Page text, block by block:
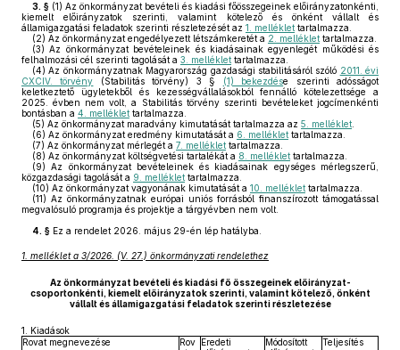
3. § (1) Az önkormányzat bevételi és kiadási főösszegeinek előirányzatonkénti,
kiemelt előirányzatok szerinti, valamint kötelező és önként vállalt és
államigazgatási feladatok szerinti részletezését az 1. melléklet tartalmazza.
(2) Az önkormányzat engedélyezett létszámkeretét a 2. melléklet tartalmazza.
(3) Az önkormányzat bevételeinek és kiadásainak egyenlegét működési és
felhalmozási cél szerinti tagolását a 3. melléklet tartalmazza.
(4) Az önkormányzatnak Magyarország gazdasági stabilitásáról szóló 2011. évi
CXCIV. törvény (Stabilitás törvény) 3 § (1) bekezdése szerinti adósságot
keletkeztető ügyletekből és kezességvállalásokból fennálló kötelezettsége a
2025. évben nem volt, a Stabilitás törvény szerinti bevételeket jogcímenkénti
bontásban a 4. melléklet tartalmazza.
(5) Az önkormányzat maradvány kimutatását tartalmazza az 5. melléklet
(6) Az önkormányzat eredmény kimutatását a 6. melléklet tartalmazza.
(7) Az önkormányzat mérlegét a 7. melléklet tartalmazza.
(8) Az önkormányzat költségvetési tartalékát a 8. melléklet tartalmazza.
(9) Az önkormányzat bevételeinek és kiadásainak egységes mérlegszerű,
közgazdasági tagolását a 9. melléklet tartalmazza.
(10) Az önkormányzat vagyonának kimutatását a 10. melléklet tartalmazza.
(11) Az önkormányzatnak európai uniós forrásból finanszírozott támogatással
megvalósuló programja és projektje a tárgyévben nem volt.
4. § Ez a rendelet 2026. május 29-én lép hatályba.
1. melléklet a 3/2026. (V. 27.) önkormányzati rendelethez
Az önkormányzat bevételi és kiadási fő összegeinek előirányzat-
csoportonkénti, kiemelt előirányzatok szerinti, valamint kötelező, önként
vállalt és államigazgatási feladatok szerinti részletezése
1.
Kiadások
Rovat megnevezése
Rov Eredeti
Módosított
Teljesítés